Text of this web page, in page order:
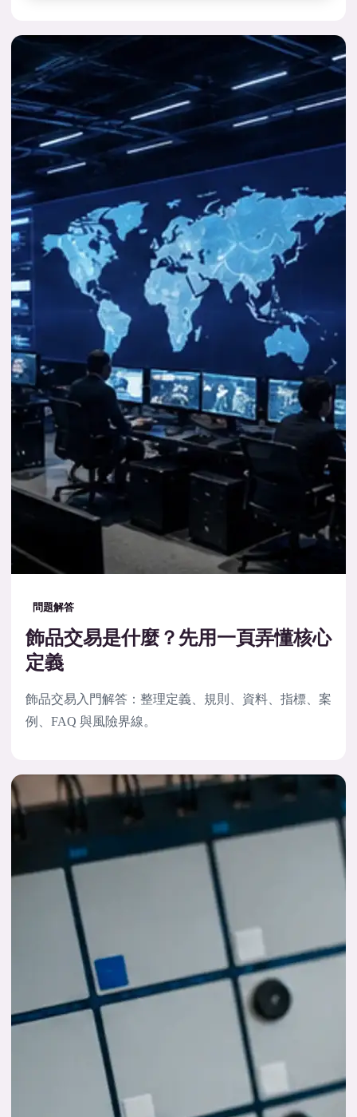
問題解答
飾品交易是什麼？先用一頁弄懂核心
定義
飾品交易入門解答：整理定義、規則、資料、指標、案
例、FAQ 與風險界線。